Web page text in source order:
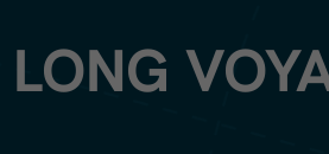
LONG